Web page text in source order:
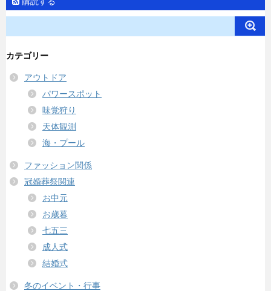
カテゴリー
アウトドア
パワースポット
味覚狩り
天体観測
海・プール
ファッション関係
冠婚葬祭関連
お中元
お歳暮
七五三
成人式
結婚式
冬のイベント・行事